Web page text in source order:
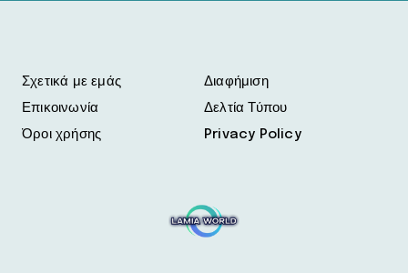
Σχετικά με εμάς
Επικοινωνία
Όροι χρήσης
Διαφήμιση
Δελτία Τύπου
Privacy Policy